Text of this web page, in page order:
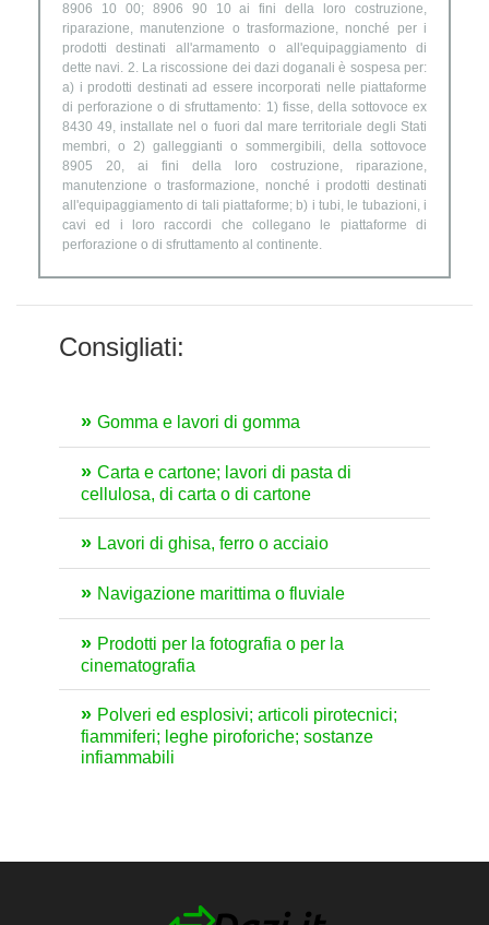
8906 10 00; 8906 90 10 ai fini della loro costruzione,
riparazione, manutenzione o trasformazione, nonché per i
prodotti destinati all'armamento o all'equipaggiamento di
dette navi. 2. La riscossione dei dazi doganali è sospesa per:
a) i prodotti destinati ad essere incorporati nelle piattaforme
di perforazione o di sfruttamento: 1) fisse, della sottovoce ex
8430 49, installate nel o fuori dal mare territoriale degli Stati
membri, o 2) galleggianti o sommergibili, della sottovoce
8905 20, ai fini della loro costruzione, riparazione,
manutenzione o trasformazione, nonché i prodotti destinati
all'equipaggiamento di tali piattaforme; b) i tubi, le tubazioni, i
cavi ed i loro raccordi che collegano le piattaforme di
perforazione o di sfruttamento al continente.
Consigliati:
Gomma e lavori di gomma
Carta e cartone; lavori di pasta di
cellulosa, di carta o di cartone
Lavori di ghisa, ferro o acciaio
Navigazione marittima o fluviale
Prodotti per la fotografia o per la
cinematografia
Polveri ed esplosivi; articoli pirotecnici;
fiammiferi; leghe piroforiche; sostanze
infiammabili